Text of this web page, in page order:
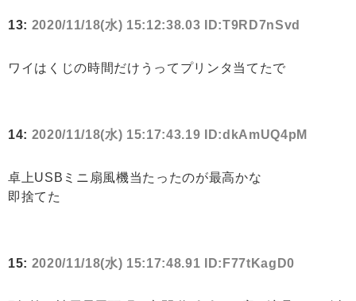
13: 2020/11/18(水) 15:12:38.03 ID:T9RD7nSvd
ワイはくじの時間だけうってプリンタ当てたで
14: 2020/11/18(水) 15:17:43.19 ID:dkAmUQ4pM
卓上USBミニ扇風機当たったのが最高かな
即捨てた
15: 2020/11/18(水) 15:17:48.91 ID:F77tKagD0